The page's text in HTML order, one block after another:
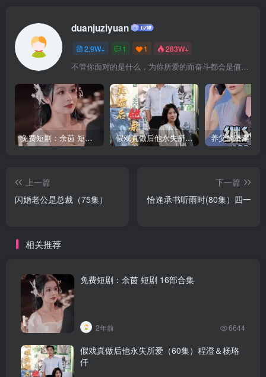
duanjuziyuan
2.9W+ 1 1 283W+
不管你面对的是什么，为你所爱的而奋斗都会是值得的
免费短剧：余茵 短剧 16部合集 假戏真做后他永失所爱（60集）程澄＆杨珞仟
上一篇
闪婚老公是总裁（75集）
下一篇
恰逢承书听雨时(80集）四一
相关推荐
免费短剧：余茵 短剧 16部合集
2年前 6644
假戏真做后他永失所爱（60集）程澄＆杨珞
仟